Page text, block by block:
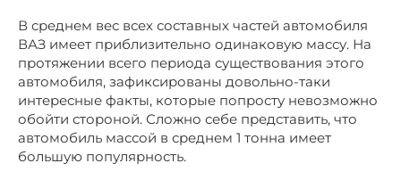
В среднем вес всех составных частей автомобиля
ВАЗ имеет приблизительно одинаковую массу. На
протяжении всего периода существования этого
автомобиля, зафиксированы довольно-таки
интересные факты, которые попросту невозможно
обойти стороной. Сложно себе представить, что
автомобиль массой в среднем 1 тонна имеет
большую популярность.